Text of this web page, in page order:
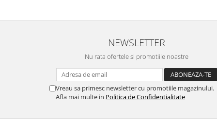
NEWSLETTER
Nu rata ofertele si promotiile noastre
Vreau sa primesc newsletter cu promotiile magazinului.
Afla mai multe in Politica de Confidentialitate